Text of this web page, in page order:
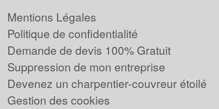
Mentions Légales
Politique de confidentialité
Demande de devis 100% Gratuit
Suppression de mon entreprise
Devenez un charpentier-couvreur étoilé
Gestion des cookies